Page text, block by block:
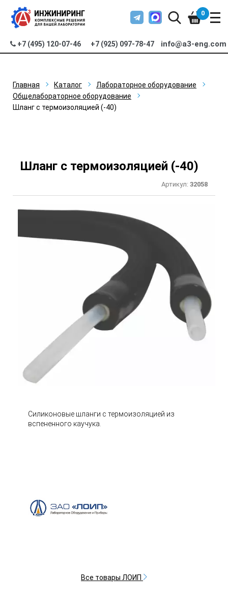
+7 (495) 120-07-46 +7 (925) 097-78-47 info@a3-eng.com
0
Главная Каталог
Лабораторное оборудование
Общелабораторное оборудование
Шланг с термоизоляцией (-40)
Шланг с термоизоляцией (-40)
Артикул: 32058
Силиконовые шланги с термоизоляцией из
вспененного каучука.
Все товары ЛОИП